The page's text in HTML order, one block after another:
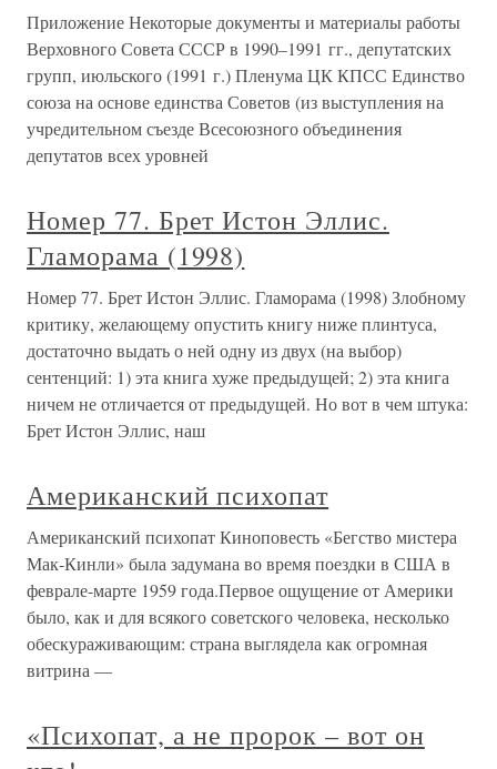
Приложение Некоторые документы и материалы работы
Верховного Совета СССР в 1990–1991 гг., депутатских
групп, июльского (1991 г.) Пленума ЦК КПСС Единство
союза на основе единства Советов (из выступления на
учредительном съезде Всесоюзного объединения
депутатов всех уровней
Номер 77. Брет Истон Эллис.
Гламорама (1998)
Номер 77. Брет Истон Эллис. Гламорама (1998) Злобному
критику, желающему опустить книгу ниже плинтуса,
достаточно выдать о ней одну из двух (на выбор)
сентенций: 1) эта книга хуже предыдущей; 2) эта книга
ничем не отличается от предыдущей. Но вот в чем штука:
Брет Истон Эллис, наш
Американский психопат
Американский психопат Киноповесть «Бегство мистера
Мак-Кинли» была задумана во время поездки в США в
феврале-марте 1959 года.Первое ощущение от Америки
было, как и для всякого советского человека, несколько
обескураживающим: страна выглядела как огромная
витрина —
«Психопат, а не пророк – вот он